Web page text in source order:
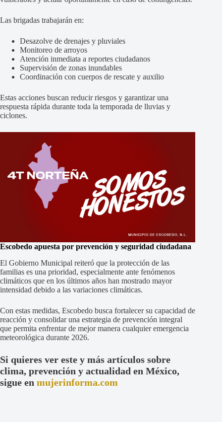
Las brigadas trabajarán en:
Desazolve de drenajes y pluviales
Monitoreo de arroyos
Atención inmediata a reportes ciudadanos
Supervisión de zonas inundables
Coordinación con cuerpos de rescate y auxilio
Estas acciones buscan reducir riesgos y garantizar una
respuesta rápida durante toda la temporada de lluvias y
ciclones.
Escobedo apuesta por prevención y seguridad ciudadana
El Gobierno Municipal reiteró que la protección de las
familias es una prioridad, especialmente ante fenómenos
climáticos que en los últimos años han mostrado mayor
intensidad debido a las variaciones climáticas.
Con estas medidas, Escobedo busca fortalecer su capacidad de
reacción y consolidar una estrategia de prevención integral
que permita enfrentar de mejor manera cualquier emergencia
meteorológica durante 2026.
Si quieres ver este y más artículos sobre
clima, prevención y actualidad en México,
sigue en mujerinforma.com